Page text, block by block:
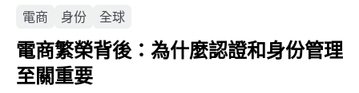
電商 身份 全球
電商繁榮背後：為什麼認證和身份管理
至關重要